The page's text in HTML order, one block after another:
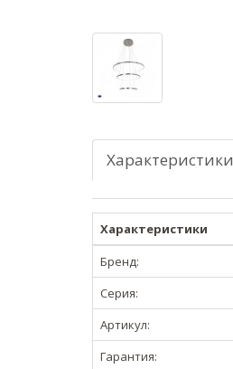
Характеристики
Характеристики
Бренд:
Серия:
Артикул:
Гарантия: